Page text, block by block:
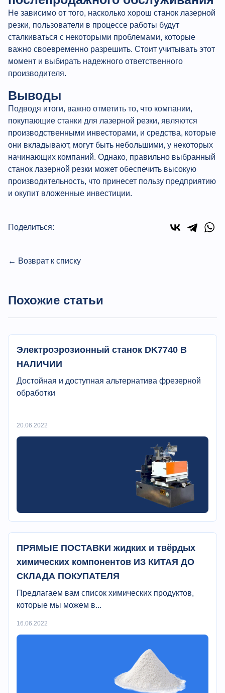
Не зависимо от того, насколько хорош станок лазерной
резки, пользователи в процессе работы будут
сталкиваться с некоторыми проблемами, которые
важно своевременно разрешить. Стоит учитывать этот
момент и выбирать надежного ответственного
производителя.
Выводы
Подводя итоги, важно отметить то, что компании,
покупающие станки для лазерной резки, являются
производственными инвесторами, и средства, которые
они вкладывают, могут быть небольшими, у некоторых
начинающих компаний. Однако, правильно выбранный
станок лазерной резки может обеспечить высокую
производительность, что принесет пользу предприятию
и окупит вложенные инвестиции.
Поделиться:
← Возврат к списку
Похожие статьи
Электроэрозионный станок DK7740 В
НАЛИЧИИ
Достойная и доступная альтернатива фрезерной
обработки
20.06.2022
ПРЯМЫЕ ПОСТАВКИ жидких и твёрдых
химических компонентов ИЗ КИТАЯ ДО
СКЛАДА ПОКУПАТЕЛЯ
Предлагаем вам список химических продуктов,
которые мы можем в...
16.06.2022